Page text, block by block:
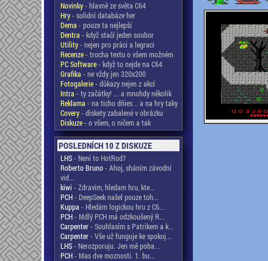
Novinky- hlavně ze světa C64
Hry- solidní databáze her
Dema - pouze ta nejlepší
Dentra - když stačí jeden soubor
Utility- nejen pro práci a legraci
Recenze- trocha textu o všem možném
PC Software- když to nejde na C64
Grafika - ne vždy jen 320x200
Fotogalerie- důkazy nejen z akcí
Intra - ty začátky! ... a mnohdy několik
Reklama - na ticho dňies .. a na hry taky
Covery- diskety zabalené v obrázku
Diskuze- o všem, o ničem a tak
POSLEDNÍCH 10 Z DISKUZE
LHS- Není to HotRod?
Roberto Bruno- Ahoj, sháním závodní
vid...
kiwi - Zdravim, hledam hru, kte...
PCH- DeepSeek našel pouze toh...
Kuppa - Hledám logickou hru z C6...
PCH- Mdlý PCH má odzkoušený R...
Carpenter- Souhlasím s Patrikem a k...
Carpenter- Vše už funguje ke spokoj...
LHS- Nerozporuju. Jen mě poba...
PCH- Mas dve moznosti. 1. bu...